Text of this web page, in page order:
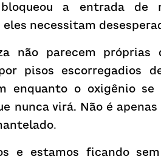
a entrada de
necessitam
não parecem próprias
pisos escorregadios
enquanto o oxigênio se
nunca virá. Não é
.
e estamos ficando